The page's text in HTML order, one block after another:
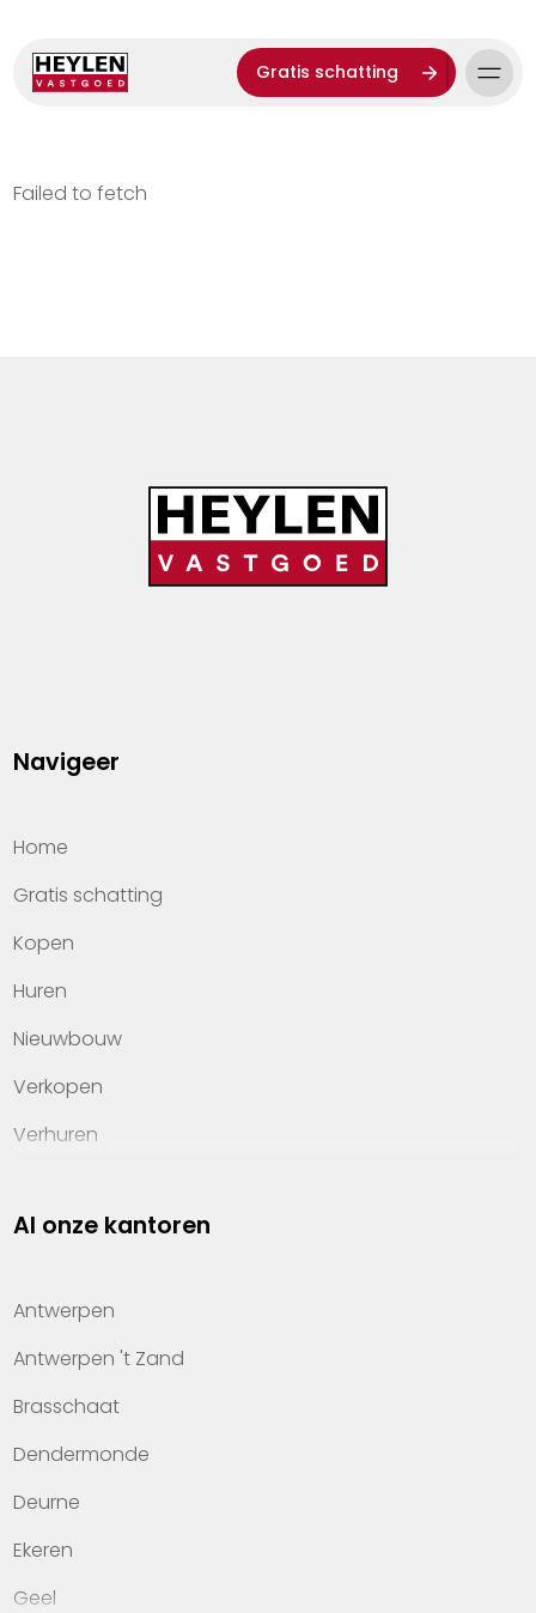
Gratis schatting
Failed to fetch
Navigeer
Home
Gratis schatting
Kopen
Huren
Nieuwbouw
Verkopen
Verhuren
Property management
Kennis van wonen
Kantoren
Veelgestelde vragen
Werken bij Heylen Vastgoed
Contact
Al onze kantoren
Antwerpen
Antwerpen 't Zand
Brasschaat
Dendermonde
Deurne
Ekeren
Geel